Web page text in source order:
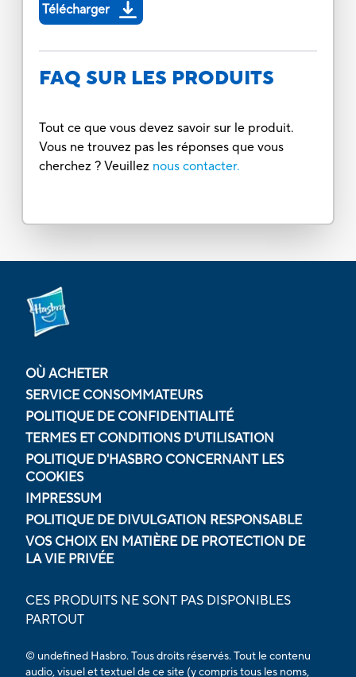
Télécharger
FAQ SUR LES PRODUITS
Tout ce que vous devez savoir sur le produit.
Vous ne trouvez pas les réponses que vous
cherchez ? Veuillez nous contacter.
OÙ ACHETER
SERVICE CONSOMMATEURS
POLITIQUE DE CONFIDENTIALITÉ
TERMES ET CONDITIONS D'UTILISATION
POLITIQUE D'HASBRO CONCERNANT LES
COOKIES
IMPRESSUM
POLITIQUE DE DIVULGATION RESPONSABLE
VOS CHOIX EN MATIÈRE DE PROTECTION DE
LA VIE PRIVÉE
CES PRODUITS NE SONT PAS DISPONIBLES
PARTOUT
© undefined Hasbro. Tous droits réservés. Tout le contenu
audio, visuel et textuel de ce site (y compris tous les noms,